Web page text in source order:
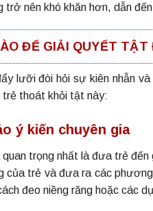
trở nên khó khăn hơn, dẫn
ĐỂ GIẢI QUYẾT
lưỡi đòi hỏi sự kiên nhẫn
trẻ thoát khỏi tật này:
ý kiến chuyên gia
trọng nhất là đưa trẻ đến
của trẻ và đưa ra các
đeo niềng răng hoặc các